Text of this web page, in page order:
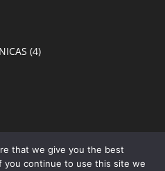
(4)
that we give you the best
you continue to use this site we